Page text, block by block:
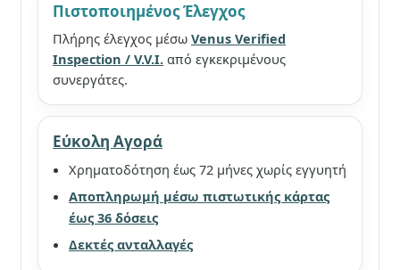
Πιστοποιημένος Έλεγχος
Πλήρης έλεγχος μέσω Venus Verified
Inspection / V.V.I. από εγκεκριμένους
συνεργάτες.
Εύκολη Αγορά
Χρηματοδότηση έως 72 μήνες χωρίς εγγυητή
Αποπληρωμή μέσω πιστωτικής κάρτας
έως 36 δόσεις
Δεκτές ανταλλαγές